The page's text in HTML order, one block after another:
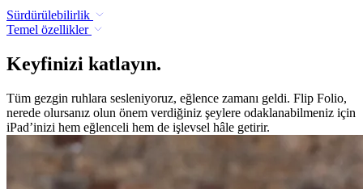
Sürdürülebilirlik
Temel özellikler
Keyfinizi katlayın.
Tüm gezgin ruhlara sesleniyoruz, eğlence zamanı geldi. Flip Folio,
nerede olursanız olun önem verdiğiniz şeylere odaklanabilmeniz için
iPad’inizi hem eğlenceli hem de işlevsel hâle getirir.